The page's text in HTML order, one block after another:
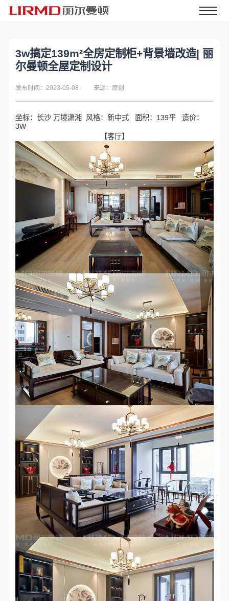
3w搞定139m²全房定制柜+背景墙改造| 丽
尔曼顿全屋定制设计
发布时间：2023-05-08 来源：原创
坐标：长沙 万境潇湘 风格：新中式 面积：139平 造价：
3W
【客厅】